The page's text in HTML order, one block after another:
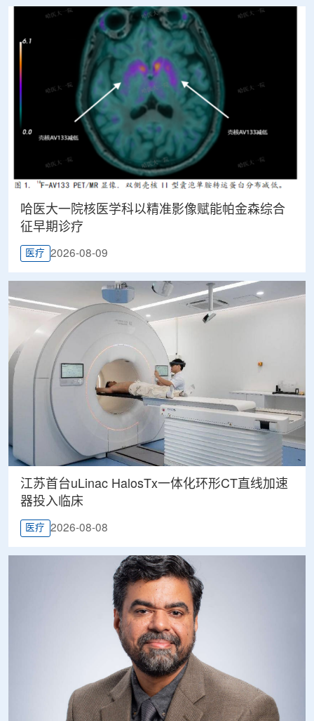
哈医大一院核医学科以精准影像赋能帕金森综合
征早期诊疗
医疗 2026-08-09
江苏首台uLinac HalosTx一体化环形CT直线加速
器投入临床
医疗 2026-08-08